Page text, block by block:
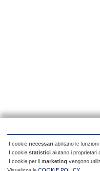
I cookie necessari abilitano le
I cookie statistici aiutano i proprietari
I cookie per il marketing vengono